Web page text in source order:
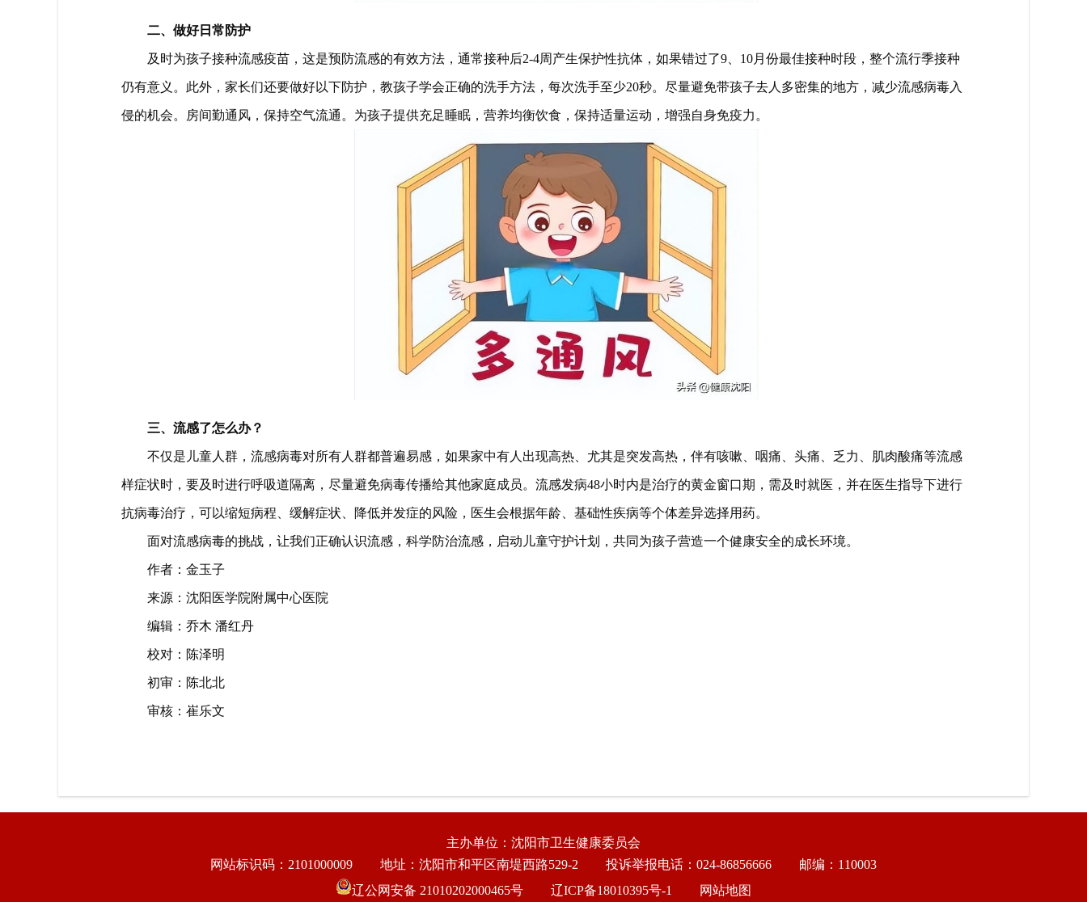
二、做好日常防护
及时为孩子接种流感疫苗，这是预防流感的有效方法，通常接种后2-4周产生保护性抗体，如果错过了9、10月份最佳接种时段，整个流行季接种
仍有意义。此外，家长们还要做好以下防护，教孩子学会正确的洗手方法，每次洗手至少20秒。尽量避免带孩子去人多密集的地方，减少流感病毒入
侵的机会。房间勤通风，保持空气流通。为孩子提供充足睡眠，营养均衡饮食，保持适量运动，增强自身免疫力。
三、流感了怎么办？
不仅是儿童人群，流感病毒对所有人群都普遍易感，如果家中有人出现高热、尤其是突发高热，伴有咳嗽、咽痛、头痛、乏力、肌肉酸痛等流感
样症状时，要及时进行呼吸道隔离，尽量避免病毒传播给其他家庭成员。流感发病48小时内是治疗的黄金窗口期，需及时就医，并在医生指导下进行
抗病毒治疗，可以缩短病程、缓解症状、降低并发症的风险，医生会根据年龄、基础性疾病等个体差异选择用药。
面对流感病毒的挑战，让我们正确认识流感，科学防治流感，启动儿童守护计划，共同为孩子营造一个健康安全的成长环境。
作者：金玉子
来源：沈阳医学院附属中心医院
编辑：乔木 潘红丹
校对：陈泽明
初审：陈北北
审核：崔乐文
主办单位：沈阳市卫生健康委员会
网站标识码：2101000009
地址：沈阳市和平区南堤西路529-2 投诉举报电话：024-86856666
邮编：110003
辽公网安备 21010202000465号
辽ICP备18010395号-1 网站地图